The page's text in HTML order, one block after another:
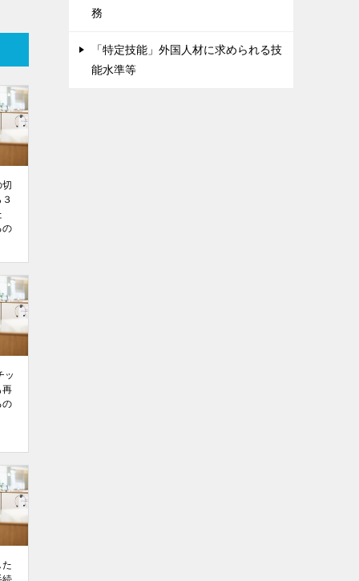
の
ッ
再
の
務
「特定技能」外国人材に求められる技
能水準等